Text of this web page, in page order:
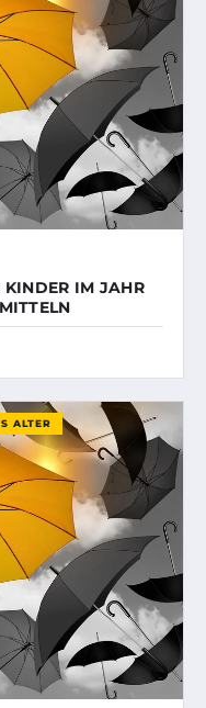
KINDER IM JAHR
ALTER